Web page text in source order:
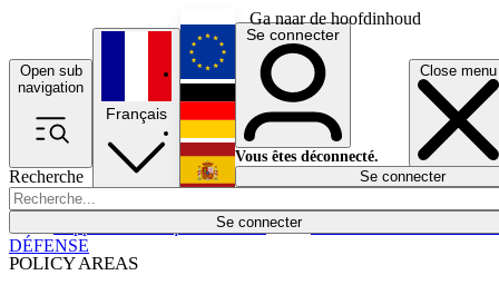
Ga naar de hoofdinhoud
Open sub
navigation
Close menu
Recherche
Se connecter
POLICY AREAS
Économie
Français
English
Deutsch
Español
Se connecter
Vous êtes déconnecté.
Se connecter
DÉFENSE